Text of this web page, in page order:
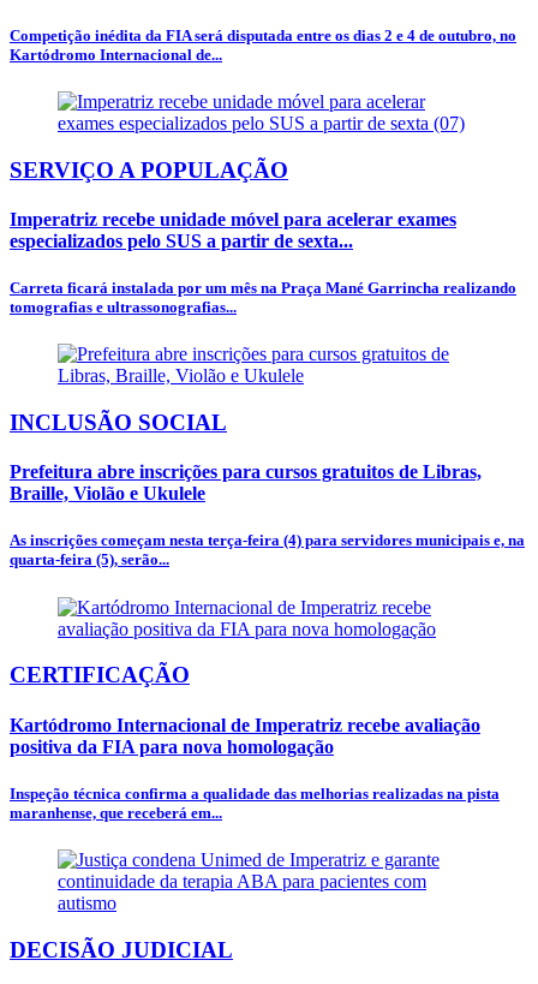
Competição inédita da FIA será disputada entre os dias 2 e 4 de outubro, no
Kartódromo Internacional de...
SERVIÇO A POPULAÇÃO
Imperatriz recebe unidade móvel para acelerar exames
especializados pelo SUS a partir de sexta...
Carreta ficará instalada por um mês na Praça Mané Garrincha realizando
tomografias e ultrassonografias...
INCLUSÃO SOCIAL
Prefeitura abre inscrições para cursos gratuitos de Libras,
Braille, Violão e Ukulele
As inscrições começam nesta terça-feira (4) para servidores municipais e, na
quarta-feira (5), serão...
CERTIFICAÇÃO
Kartódromo Internacional de Imperatriz recebe avaliação
positiva da FIA para nova homologação
Inspeção técnica confirma a qualidade das melhorias realizadas na pista
maranhense, que receberá em...
DECISÃO JUDICIAL